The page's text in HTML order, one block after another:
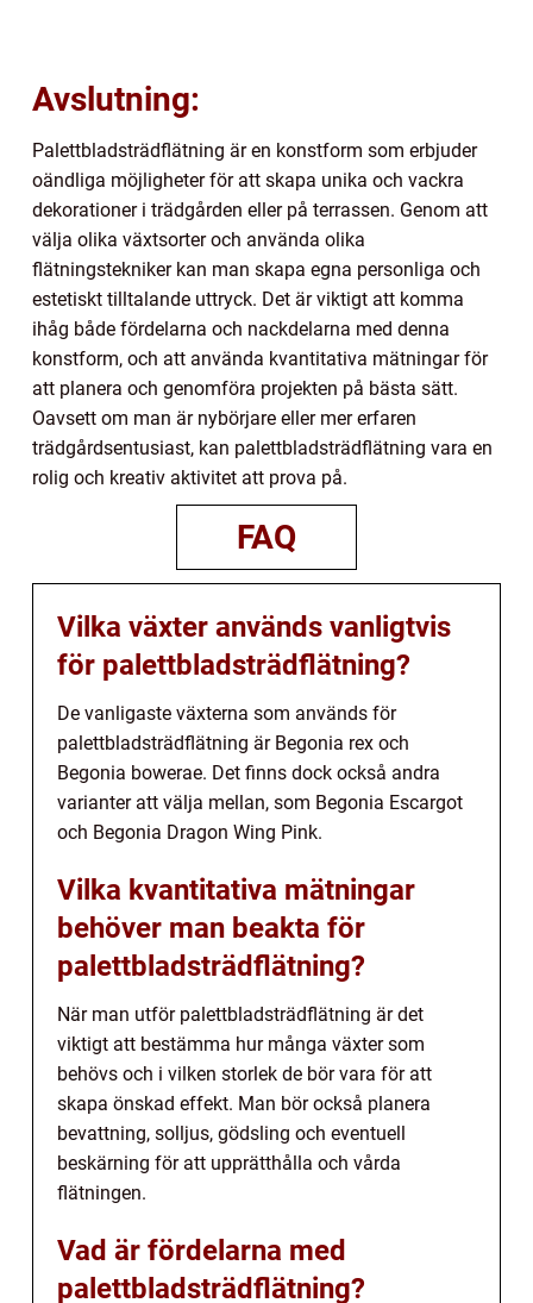
Avslutning:
Palettbladsträdflätning är en konstform som erbjuder
oändliga möjligheter för att skapa unika och vackra
dekorationer i trädgården eller på terrassen. Genom att
välja olika växtsorter och använda olika
flätningstekniker kan man skapa egna personliga och
estetiskt tilltalande uttryck. Det är viktigt att komma
ihåg både fördelarna och nackdelarna med denna
konstform, och att använda kvantitativa mätningar för
att planera och genomföra projekten på bästa sätt.
Oavsett om man är nybörjare eller mer erfaren
trädgårdsentusiast, kan palettbladsträdflätning vara en
rolig och kreativ aktivitet att prova på.
FAQ
Vilka växter används vanligtvis
för palettbladsträdflätning?
De vanligaste växterna som används för
palettbladsträdflätning är Begonia rex och
Begonia bowerae. Det finns dock också andra
varianter att välja mellan, som Begonia Escargot
och Begonia Dragon Wing Pink.
Vilka kvantitativa mätningar
behöver man beakta för
palettbladsträdflätning?
När man utför palettbladsträdflätning är det
viktigt att bestämma hur många växter som
behövs och i vilken storlek de bör vara för att
skapa önskad effekt. Man bör också planera
bevattning, solljus, gödsling och eventuell
beskärning för att upprätthålla och vårda
flätningen.
Vad är fördelarna med
palettbladsträdflätning?